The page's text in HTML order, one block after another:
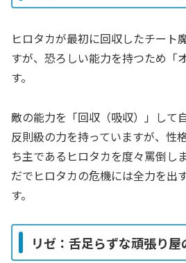
ヒロタカが最初に回収したチート
すが、恐ろしい能力を持つため「
す。
敵の能力を「回収（吸収）」して
反則級の力を持っていますが、性
ち主であるヒロタカを度々罵倒し
だでヒロタカの危機には全力を出
す。
リゼ：舌足らずな頑張り屋